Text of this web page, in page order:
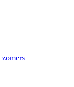
zomers